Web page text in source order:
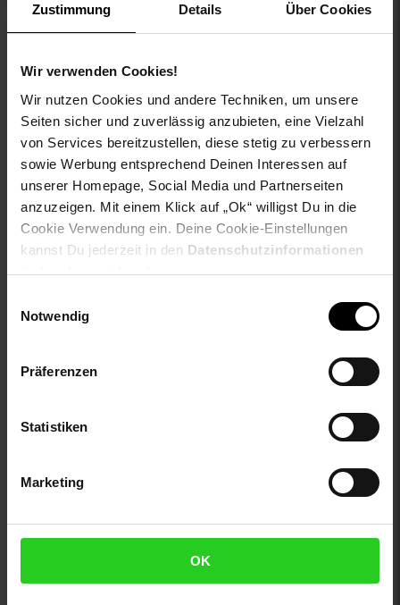
Zustimmung Details Über Cookies
Wir verwenden Cookies!
Wir nutzen Cookies und andere Techniken, um unsere
Seiten sicher und zuverlässig anzubieten, eine Vielzahl
von Services bereitzustellen, diese stetig zu verbessern
sowie Werbung entsprechend Deinen Interessen auf
unserer Homepage, Social Media und Partnerseiten
anzuzeigen. Mit einem Klick auf „Ok“ willigst Du in die
Cookie Verwendung ein. Deine Cookie-Einstellungen
kannst Du jederzeit in den Datenschutzinformationen
ändern bzw. widerrufen.
Notwendig
Präferenzen
Statistiken
Marketing
OK
ay-material: Obermaterial: 100% Baumwolle
ay-material-eigenschaften: Baumwolle
ay-pullover-materialart: keine Angabe
ay-schuh-acc material: keine Angabe
ay-schuhdetails: keine Angabe
ay-sondergroessen_produktebene: keine Angabe
ay-technologie jeans: keine Angabe
bleichen: Nicht bleichen
buegeln: Mäßig heiß bügeln bei max. 150°C
fuellung: 100% not_applicable
geschlechtvangraaf: Herren
innen_material: 100% not_applicable
material-fuellung-innenjacke: 100% not_applicable
material-futter-innenjacke: 100% not_applicable
material-oberstoff-innenseite: 100% not_applicable
material-oberstoff-mittlerer-teil: 100% not_applicable
material-oberstoff-oberer-teil: 100% not_applicable
material-verzierung: 100% not_applicable
oberstoff_unterer_teil: 100% not_applicable